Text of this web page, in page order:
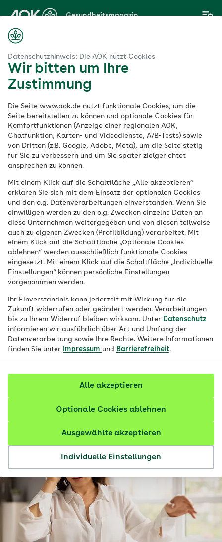
Datenschutzhinweis: Die AOK nutzt Cookies
Wir bitten um Ihre
Zustimmung
Die Seite www.aok.de nutzt funktionale Cookies, um die
Seite bereitstellen zu können und optionale Cookies für
Komfortfunktionen (Anzeige einer regionalen AOK,
Chatfunktion, Karten- und Videodienste, A/B-Tests) sowie
von Dritten (z.B. Google, Adobe, Meta), um die Seite stetig
für Sie zu verbessern und um Sie später zielgerichtet
ansprechen zu können.
Mit einem Klick auf die Schaltfläche „Alle akzeptieren“
erklären Sie sich mit dem Einsatz der optionalen Cookies
und den o.g. Datenverarbeitungen einverstanden. Wenn Sie
einwilligen werden zu den o.g. Zwecken einzelne Daten an
diese Unternehmen weitergegeben und von diesen teilweise
auch zu eigenen Zwecken (Profilbildung) verarbeitet. Mit
einem Klick auf die Schaltfläche „Optionale Cookies
ablehnen“ werden ausschließlich funktionale Cookies
eingesetzt. Mit einem Klick auf die Schaltfläche „Individuelle
Einstellungen“ können persönliche Einstellungen
vorgenommen werden.
Ihr Einverständnis kann jederzeit mit Wirkung für die
Zukunft widerrufen oder geändert werden. Verarbeitungen
bis zu Ihrem Widerruf bleiben wirksam. Unter Datenschutz
informieren wir ausführlich über Art und Umfang der
Datenverarbeitung sowie Ihre Rechte. Weitere Informationen
finden Sie unter
Impressum und Barrierefreiheit.
Individuelle Einstellungen
Ausgewählte akzeptieren
Optionale Cookies ablehnen
Alle akzeptieren
Hauptinhalt
springen
Gesundheitsmagazin
Posturales
Tachykardiesyndrom
(POTS): Herzrasen
und Schwindel beim
Aufstehen
Veröffentlicht am:
09.07.2024 6 Minuten Lesedauer
Bei Menschen mit dem Posturalen
nach dem Aufstehen so stark an, dass
ihnen schwindelig wird oder sie sich
benommen fühlen. Wie POTS erkannt und
behandelt wird und was Betroffene selbst